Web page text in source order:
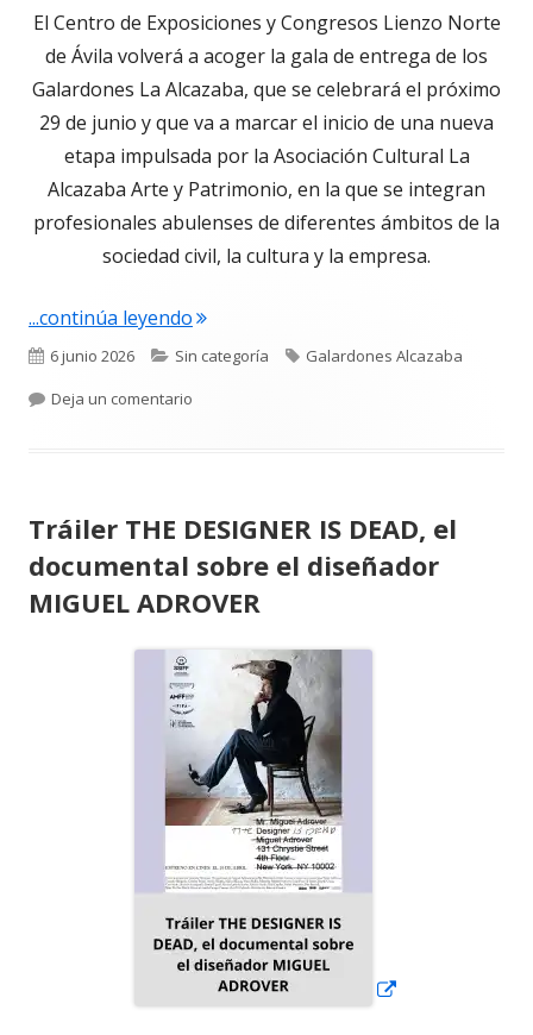
El Centro de Exposiciones y Congresos Lienzo Norte
de Ávila volverá a acoger la gala de entrega de los
Galardones La Alcazaba, que se celebrará el próximo
29 de junio y que va a marcar el inicio de una nueva
etapa impulsada por la Asociación Cultural La
Alcazaba Arte y Patrimonio, en la que se integran
profesionales abulenses de diferentes ámbitos de la
sociedad civil, la cultura y la empresa.
...continúa leyendo"Hombres G, Carlos Sobera, Alberto
Publicado
el
6 junio 2026 Categorías
Sin categoría Etiquetas
Galardones Alcazaba
Deja un comentario
Tráiler THE DESIGNER IS DEAD, el
documental sobre el diseñador
MIGUEL ADROVER